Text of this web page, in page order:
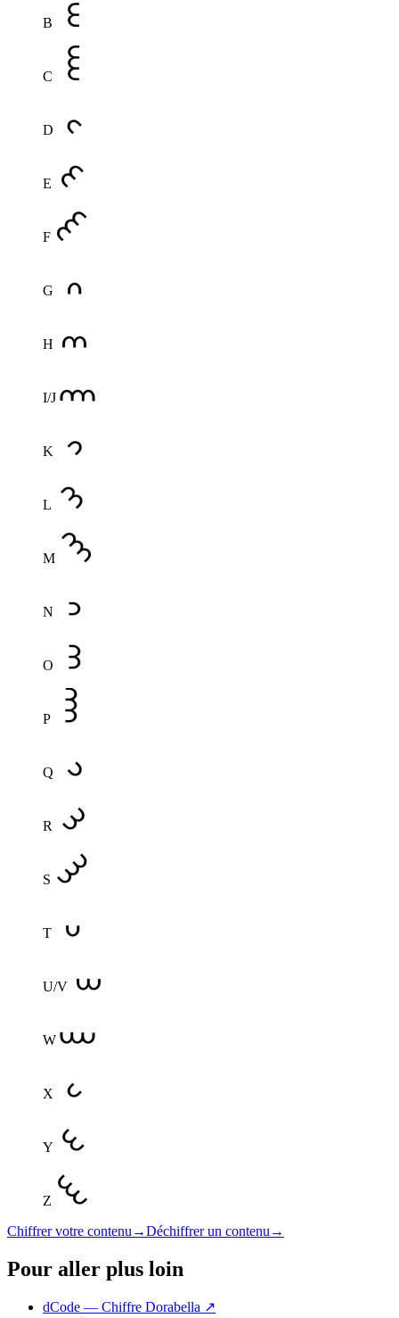
B
C
D
E
F
G
H
I/J
K
L
M
N
O
P
Q
R
S
T
U/V
W
X
Y
Z
Chiffrer votre contenu →Déchiffrer un contenu →
Pour aller plus loin
dCode — Chiffre Dorabella ↗